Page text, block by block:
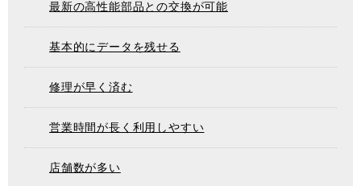
最新の高性能部品との交換が可能
基本的にデータを残せる
修理が早く済む
営業時間が長く利用しやすい
店舗数が多い